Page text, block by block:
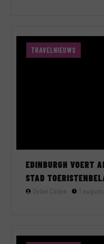
TRAVELNIEUWS
EDINBURGH VOERT
STAD
Dylan Cinjee 1